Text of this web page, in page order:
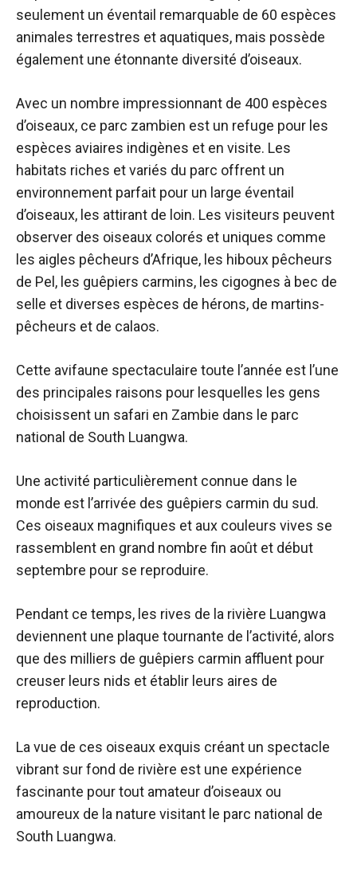
seulement un éventail remarquable de 60 espèces
animales terrestres et aquatiques, mais possède
également une étonnante diversité d’oiseaux.
Avec un nombre impressionnant de 400 espèces
d’oiseaux, ce parc zambien est un refuge pour les
espèces aviaires indigènes et en visite. Les
habitats riches et variés du parc offrent un
environnement parfait pour un large éventail
d’oiseaux, les attirant de loin. Les visiteurs peuvent
observer des oiseaux colorés et uniques comme
les aigles pêcheurs d’Afrique, les hiboux pêcheurs
de Pel, les guêpiers carmins, les cigognes à bec de
selle et diverses espèces de hérons, de martins-
pêcheurs et de calaos.
Cette avifaune spectaculaire toute l’année est l’une
des principales raisons pour lesquelles les gens
choisissent un safari en Zambie dans le parc
national de South Luangwa.
Une activité particulièrement connue dans le
monde est l’arrivée des guêpiers carmin du sud.
Ces oiseaux magnifiques et aux couleurs vives se
rassemblent en grand nombre fin août et début
septembre pour se reproduire.
Pendant ce temps, les rives de la rivière Luangwa
deviennent une plaque tournante de l’activité, alors
que des milliers de guêpiers carmin affluent pour
creuser leurs nids et établir leurs aires de
reproduction.
La vue de ces oiseaux exquis créant un spectacle
vibrant sur fond de rivière est une expérience
fascinante pour tout amateur d’oiseaux ou
amoureux de la nature visitant le parc national de
South Luangwa.